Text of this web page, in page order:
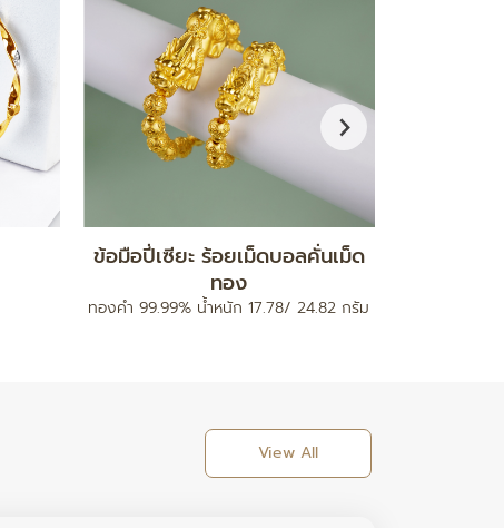
กำไลมงคล รุ่นสายนาฬิกา
ทองคำ 96.5% น้ำหนัก 0.2 กรัม
View All